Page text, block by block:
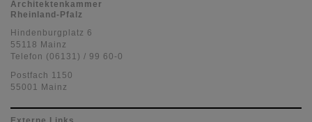
Architektenkammer
Rheinland-Pfalz
Hindenburgplatz 6
55118 Mainz
Telefon (06131) / 99 60-0
Postfach 1150
55001 Mainz